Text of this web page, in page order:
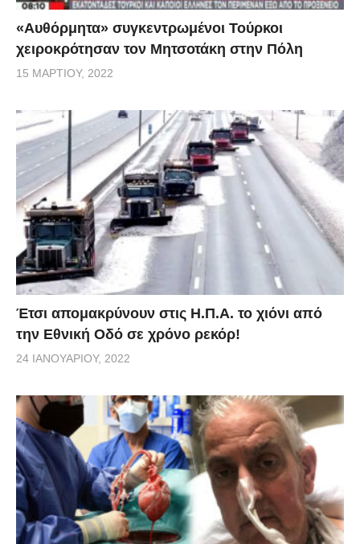
«Αυθόρμητα» συγκεντρωμένοι Τούρκοι
χειροκρότησαν τον Μητσοτάκη στην Πόλη
15 ΜΑΡΤΊΟΥ, 2022
Έτσι απομακρύνουν στις Η.Π.Α. το χιόνι από
την Εθνική Οδό σε χρόνο ρεκόρ!
24 ΙΑΝΟΥΑΡΊΟΥ, 2022